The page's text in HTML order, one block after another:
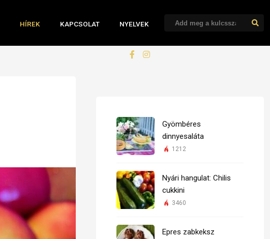
HÍREK KAPCSOLAT NYELVEK
Gyömbéres
dinnyesaláta
1212
Nyári hangulat: Chilis
cukkini
3460
Epres zabkeksz